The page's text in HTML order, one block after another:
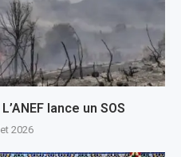
lance un SOS
2026